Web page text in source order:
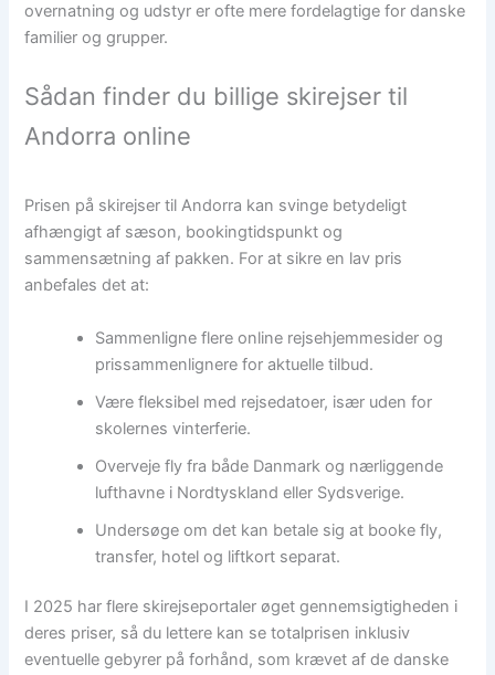
overnatning og udstyr er ofte mere fordelagtige for danske
familier og grupper.
Sådan finder du billige skirejser til
Andorra online
Prisen på skirejser til Andorra kan svinge betydeligt
afhængigt af sæson, bookingtidspunkt og
sammensætning af pakken. For at sikre en lav pris
anbefales det at:
Sammenligne flere online rejsehjemmesider og
prissammenlignere for aktuelle tilbud.
Være fleksibel med rejsedatoer, især uden for
skolernes vinterferie.
Overveje fly fra både Danmark og nærliggende
lufthavne i Nordtyskland eller Sydsverige.
Undersøge om det kan betale sig at booke fly,
transfer, hotel og liftkort separat.
I 2025 har flere skirejseportaler øget gennemsigtigheden i
deres priser, så du lettere kan se totalprisen inklusiv
eventuelle gebyrer på forhånd, som krævet af de danske